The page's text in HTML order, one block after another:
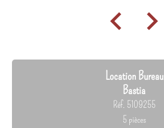
Location Bureau
Bastia
Réf. 5109255
5 pièces